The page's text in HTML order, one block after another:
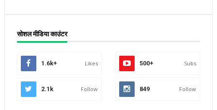
सोशल मीडिया काउंटर
1.6k+ Likes 500+ Subs
2.1k Follow 849 Follow